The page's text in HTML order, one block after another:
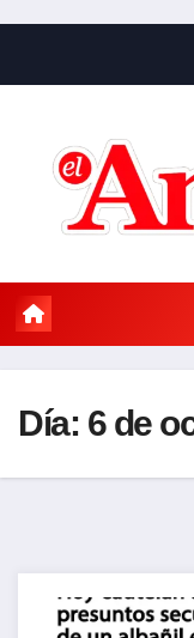
contenido
Día: 6 de